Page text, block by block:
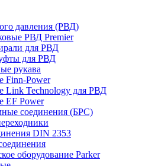
давления (РВД)
РВД Premier
для РВД
для РВД
рукава
Finn-Power
Link Technology для РВД
EF Power
соединения (БРС)
DIN 2353
оборудование Parker